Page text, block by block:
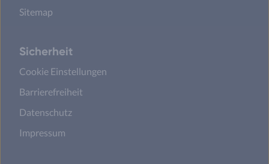
Sitemap
Sicherheit
Cookie Einstellungen
Barrierefreiheit
Datenschutz
Impressum